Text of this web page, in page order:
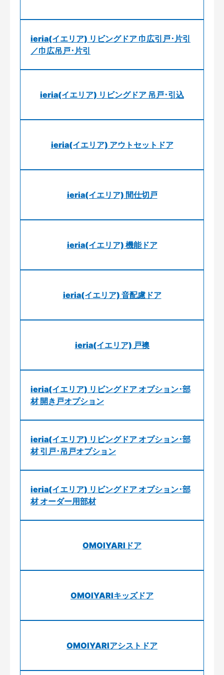
ieria(イエリア) リビングドア 巾広引戸･片引
／巾広吊戸･片引
ieria(イエリア) リビングドア 吊戸･引込
ieria(イエリア) アウトセットドア
ieria(イエリア) 間仕切戸
ieria(イエリア) 機能ドア
ieria(イエリア) 音配慮ドア
ieria(イエリア) 戸襖
ieria(イエリア) リビングドア オプション･部
材 開き戸オプション
ieria(イエリア) リビングドア オプション･部
材 引戸･吊戸オプション
ieria(イエリア) リビングドア オプション･部
材 オーダー用部材
OMOIYARIドア
OMOIYARIキッズドア
OMOIYARIアシストドア